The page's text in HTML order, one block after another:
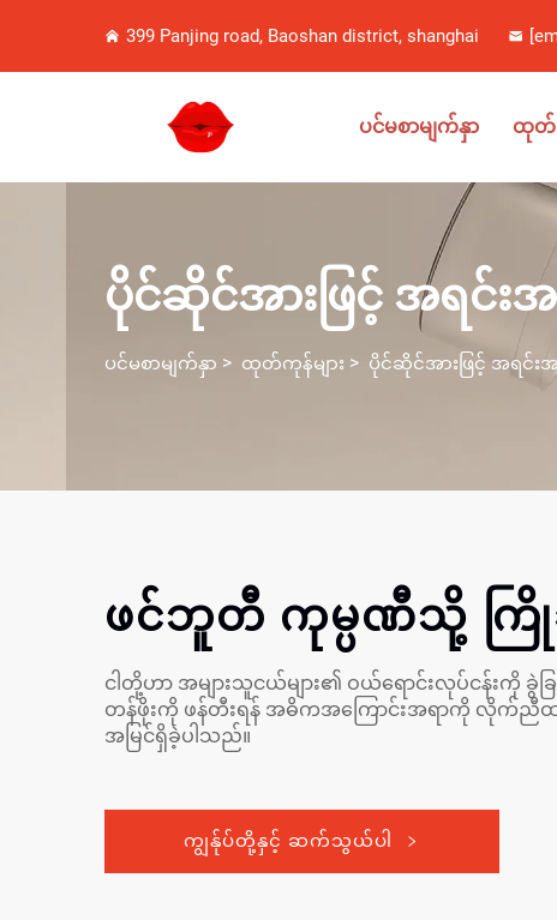
399 Panjing road, Baoshan district, shanghai
ပင်မစာမျက်နှာ ထုတ်
ပိုင်ဆိုင်အားဖြင့် အရင်းအ
ပင်မစာမျက်နှာ > ထုတ်ကုန်များ > ပိုင်ဆိုင်အားဖြင့် အရင်းအ
ဖင်ဘူတီ ကုမ္ပဏီသို့ က
ငါတို့ဟာ အများသူငယ်များ၏ ဝယ်ရောင်းလုပ်ငန်းကို ခွဲခြ
တန်ဖိုးကို ဖန်တီးရန် အဓိကအကြောင်းအရာကို လိုက်ညီထားပ
အမြင်ရှိခဲ့ပါသည်။
ကျွန်ုပ်တို့နှင့် ဆက်သွယ်ပါ